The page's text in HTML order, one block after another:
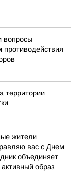
вопросы
противодействия
территории
жители
вас с Днем
объединяет
образ